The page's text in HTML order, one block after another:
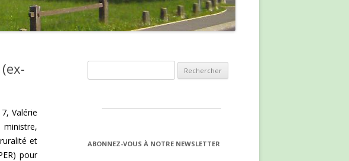
Valérie
ministre,
et
pour
ABONNEZ-VOUS À NOTRE NEWSLETTER